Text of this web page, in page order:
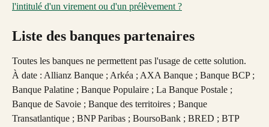
l'intitulé d'un virement ou d'un prélèvement ?
Liste des banques partenaires
Toutes les banques ne permettent pas l'usage de cette solution.
À date : Allianz Banque ; Arkéa ; AXA Banque ; Banque BCP ;
Banque Palatine ; Banque Populaire ; La Banque Postale ;
Banque de Savoie ; Banque des territoires ; Banque
Transatlantique ; BNP Paribas ; BoursoBank ; BRED ; BTP